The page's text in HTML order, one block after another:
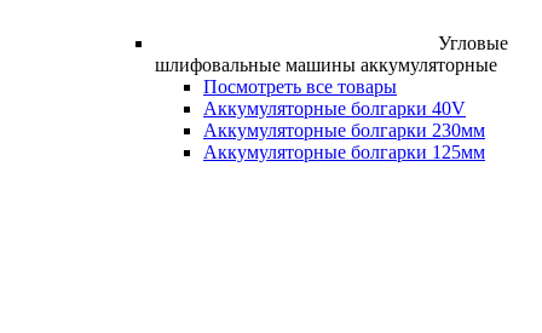
Угловые
шлифовальные машины аккумуляторные
Посмотреть все товары
Аккумуляторные болгарки 40V
Аккумуляторные болгарки 230мм
Аккумуляторные болгарки 125мм